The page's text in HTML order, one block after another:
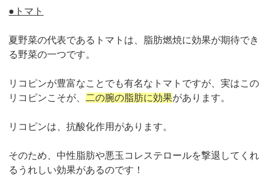
●トマト
夏野菜の代表であるトマトは、脂肪燃焼に効果が期待でき
る野菜の一つです。
リコピンが豊富なことでも有名なトマトですが、実はこの
リコピンこそが、 二の腕の脂肪に効果があります。
リコピンは、抗酸化作用があります。
そのため、中性脂肪や悪玉コレステロールを撃退してくれ
るうれしい効果があるのです！